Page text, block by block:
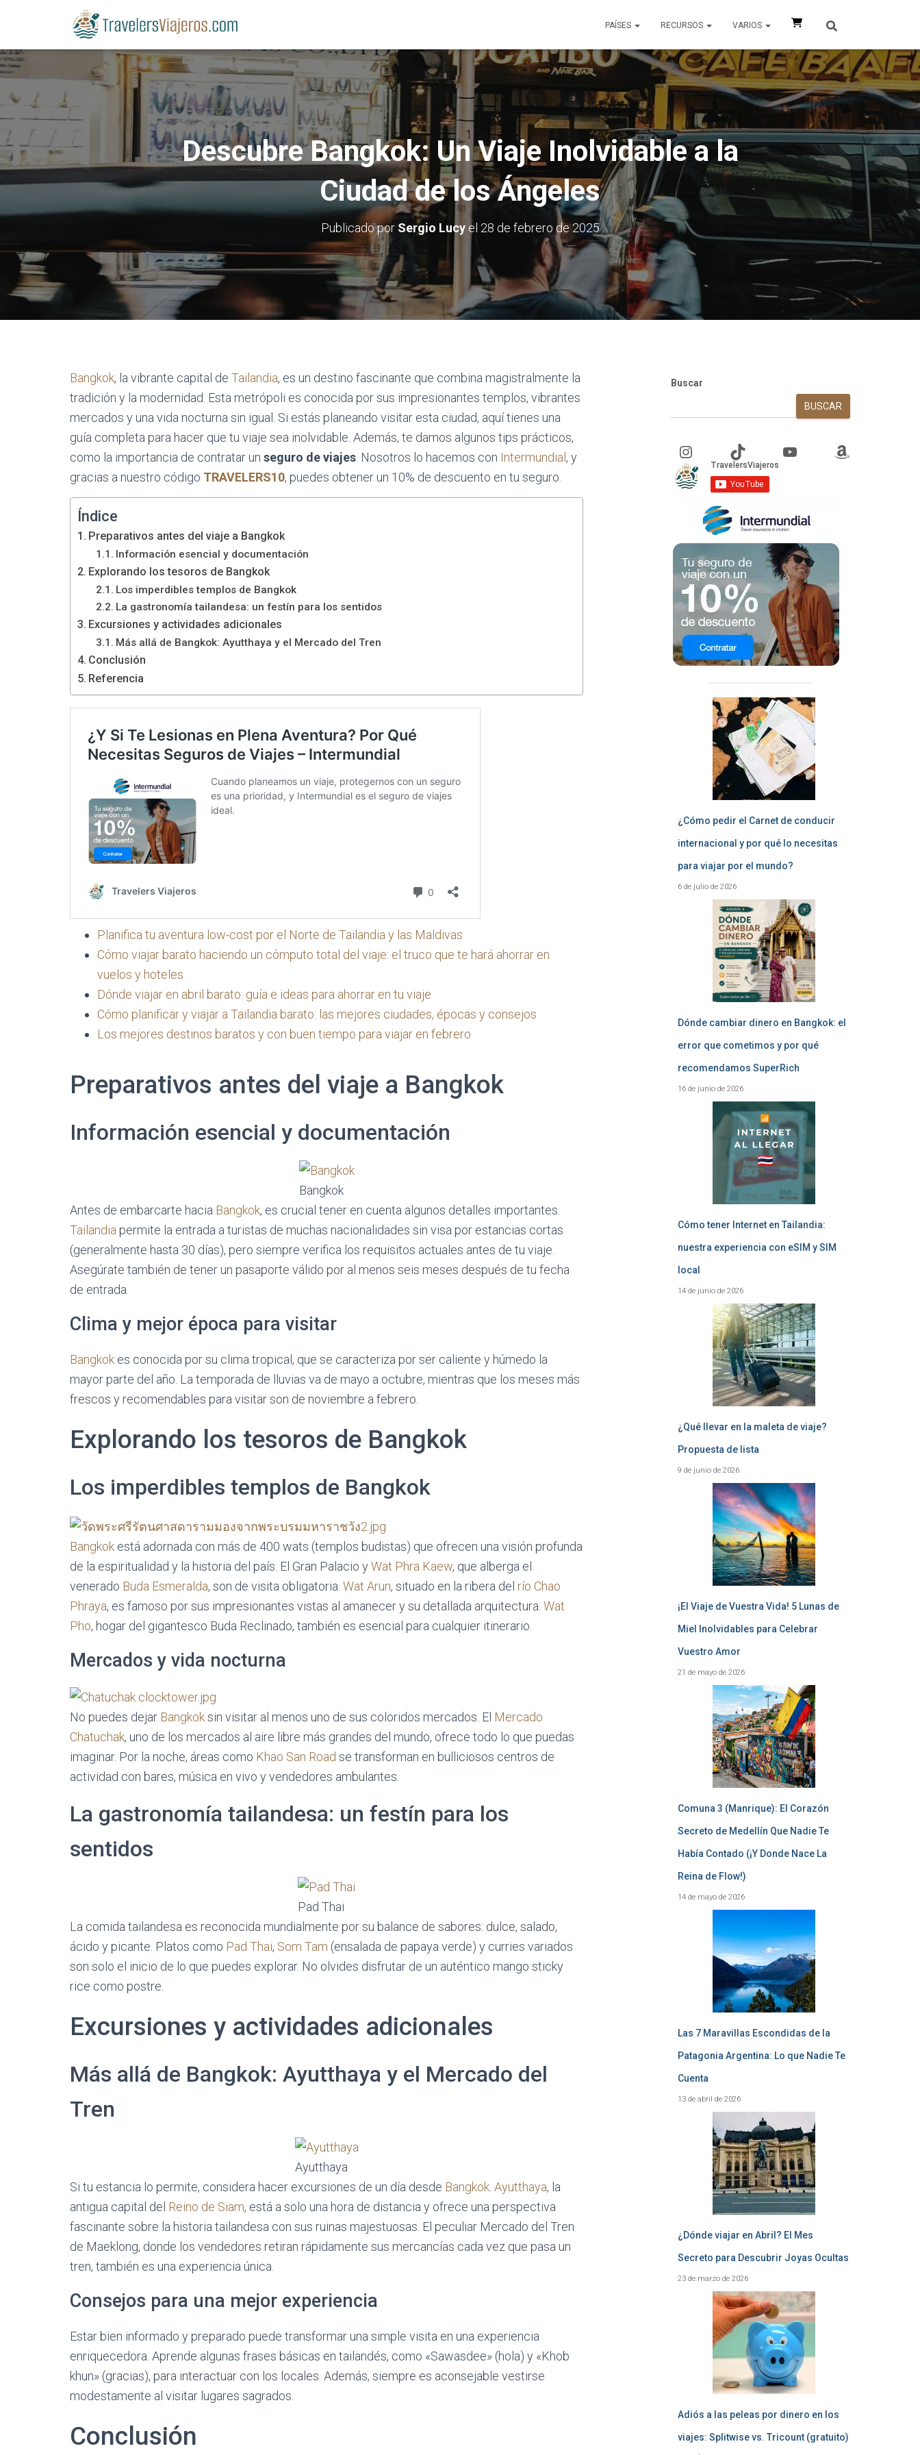
PAÍSES RECURSOS VARIOS
Descubre Bangkok: Un Viaje Inolvidable a la
Ciudad de los Ángeles
Publicado por Sergio Lucyel 28 de febrero de 2025
Bangkok, la vibrante capital de Tailandia, es un destino fascinante que combina magistralmente la
tradición y la modernidad. Esta metrópoli es conocida por sus impresionantes templos, vibrantes
mercados y una vida nocturna sin igual. Si estás planeando visitar esta ciudad, aquí tienes una
guía completa para hacer que tu viaje sea inolvidable. Además, te damos algunos tips prácticos,
como la importancia de contratar un seguro de viajes . Nosotros lo hacemos con Intermundial , y
gracias a nuestro código TRAVELERS10, puedes obtener un 10% de descuento en tu seguro.
Índice
Preparativos antes del viaje a Bangkok
Información esencial y documentación
Explorando los tesoros de Bangkok
Los imperdibles templos de Bangkok
La gastronomía tailandesa: un festín para los sentidos
Excursiones y actividades adicionales
Más allá de Bangkok: Ayutthaya y el Mercado del Tren
Conclusión
Referencia
Planifica tu aventura low-cost por el Norte de Tailandia y las Maldivas
Cómo viajar barato haciendo un cómputo total del viaje: el truco que te hará ahorrar en
vuelos y hoteles
Dónde viajar en abril barato: guía e ideas para ahorrar en tu viaje
Cómo planificar y viajar a Tailandia barato: las mejores ciudades, épocas y consejos
Los mejores destinos baratos y con buen tiempo para viajar en febrero
Preparativos antes del viaje a Bangkok
Información esencial y documentación
Bangkok
Antes de embarcarte hacia Bangkok, es crucial tener en cuenta algunos detalles importantes.
Tailandia permite la entrada a turistas de muchas nacionalidades sin visa por estancias cortas
(generalmente hasta 30 días), pero siempre verifica los requisitos actuales antes de tu viaje.
Asegúrate también de tener un pasaporte válido por al menos seis meses después de tu fecha
de entrada.
Clima y mejor época para visitar
Bangkok es conocida por su clima tropical, que se caracteriza por ser caliente y húmedo la
mayor parte del año. La temporada de lluvias va de mayo a octubre, mientras que los meses más
frescos y recomendables para visitar son de noviembre a febrero.
Explorando los tesoros de Bangkok
Los imperdibles templos de Bangkok
Bangkok está adornada con más de 400 wats (templos budistas) que ofrecen una visión profunda
de la espiritualidad y la historia del país. El Gran Palacio yWat Phra Kaew, que alberga el
venerado Buda Esmeralda, son de visita obligatoria. Wat Arun, situado en la ribera del río Chao
Phraya, es famoso por sus impresionantes vistas al amanecer y su detallada arquitectura. Wat
Pho, hogar del gigantesco Buda Reclinado, también es esencial para cualquier itinerario.
Mercados y vida nocturna
No puedes dejar Bangkoksin visitar al menos uno de sus coloridos mercados. El Mercado
Chatuchak, uno de los mercados al aire libre más grandes del mundo, ofrece todo lo que puedas
imaginar. Por la noche, áreas como Khao San Road se transforman en bulliciosos centros de
actividad con bares, música en vivo y vendedores ambulantes.
La gastronomía tailandesa: un festín para los
sentidos
Pad Thai
La comida tailandesa es reconocida mundialmente por su balance de sabores: dulce, salado,
ácido y picante. Platos como Pad Thai, Som Tam (ensalada de papaya verde) y curries variados
son solo el inicio de lo que puedes explorar. No olvides disfrutar de un auténtico mango sticky
rice como postre.
Excursiones y actividades adicionales
Más allá de Bangkok: Ayutthaya y el Mercado del
Tren
Ayutthaya
Si tu estancia lo permite, considera hacer excursiones de un día desde Bangkok Ayutthaya, la
antigua capital del Reino de Siam, está a solo una hora de distancia y ofrece una perspectiva
fascinante sobre la historia tailandesa con sus ruinas majestuosas. El peculiar Mercado del Tren
de Maeklong, donde los vendedores retiran rápidamente sus mercancías cada vez que pasa un
tren, también es una experiencia única.
Consejos para una mejor experiencia
Estar bien informado y preparado puede transformar una simple visita en una experiencia
enriquecedora. Aprende algunas frases básicas en tailandés, como «Sawasdee» (hola) y «Khob
khun» (gracias), para interactuar con los locales. Además, siempre es aconsejable vestirse
modestamente al visitar lugares sagrados.
Conclusión
Buscar
BUSCAR
Instagram TikTok YouTube Amazon
¿Cómo pedir el Carnet de conducir
internacional y por qué lo necesitas
para viajar por el mundo?
6 de julio de 2026
Dónde cambiar dinero en Bangkok: el
error que cometimos y por qué
recomendamos SuperRich
16 de junio de 2026
Cómo tener Internet en Tailandia:
nuestra experiencia con eSIM y SIM
local
14 de junio de 2026
¿Qué llevar en la maleta de viaje?
Propuesta de lista
9 de junio de 2026
¡El Viaje de Vuestra Vida! 5 Lunas de
Miel Inolvidables para Celebrar
Vuestro Amor
21 de mayo de 2026
Comuna 3 (Manrique): El Corazón
Secreto de Medellín Que Nadie Te
Había Contado (¡Y Donde Nace La
Reina de Flow!)
14 de mayo de 2026
Las 7 Maravillas Escondidas de la
Patagonia Argentina: Lo que Nadie Te
Cuenta
13 de abril de 2026
¿Dónde viajar en Abril? El Mes
Secreto para Descubrir Joyas Ocultas
23 de marzo de 2026
Adiós a las peleas por dinero en los
viajes: Splitwise vs. Tricount (gratuito)